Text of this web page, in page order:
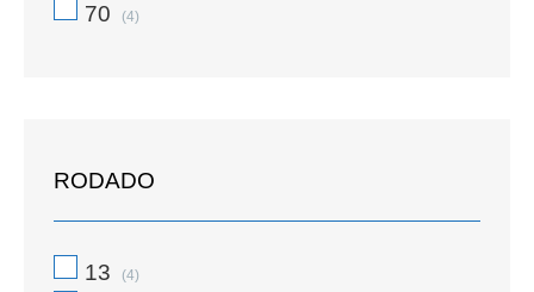
70 (4)
RODADO
13 (4)